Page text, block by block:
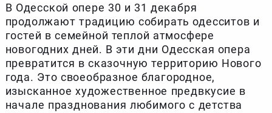
В Одесской опере 30 и 31 декабря
продолжают традицию собирать одесситов и
гостей в семейной теплой атмосфере
новогодних дней. В эти дни Одесская опера
превратится в сказочную территорию Нового
года. Это своеобразное благородное,
изысканное художественное предвкусие в
начале празднования любимого с детства